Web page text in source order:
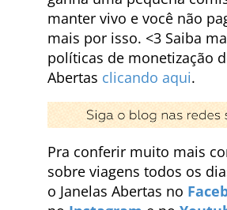
manter vivo e você não
mais por isso. <3 Saiba
políticas de monetização
Abertas clicando aqui.
Pra conferir muito mais
sobre viagens todos os
o Janelas Abertas no